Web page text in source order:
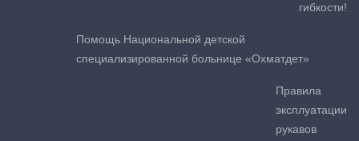
гибкости!
Помощь Национальной детской
специализированной больнице «Охматдет»
Правила
эксплуатации
рукавов